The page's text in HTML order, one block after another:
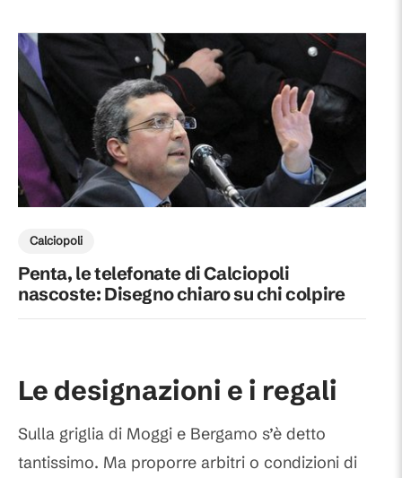
Calciopoli
Penta, le telefonate di Calciopoli
nascoste: Disegno chiaro su chi colpire
Le designazioni e i regali
Sulla griglia di Moggi e Bergamo s’è detto
tantissimo. Ma proporre arbitri o condizioni di